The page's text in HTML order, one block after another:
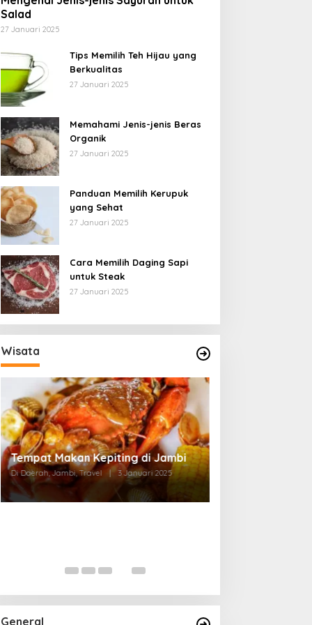
Salad
27 Januari 2025
Tips Memilih Teh Hijau yang
Berkualitas
27 Januari 2025
Memahami Jenis-jenis Beras
Organik
27 Januari 2025
Panduan Memilih Kerupuk
yang Sehat
27 Januari 2025
Cara Memilih Daging Sapi
untuk Steak
27 Januari 2025
Wisata
Tempat Makan di Thehok Jambi
Di Daerah, Jambi, Travel | 3 Januari 2025
General